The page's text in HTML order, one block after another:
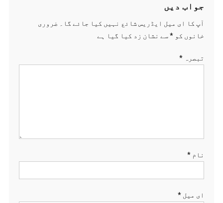
جواب دیں
آپ کا ای میل ایڈریس شائع نہیں کیا جائے گا۔
ضروری
خانوں کو *سے نشان زد کیا گیا ہے
تبصرہ *
نام *
ای میل *